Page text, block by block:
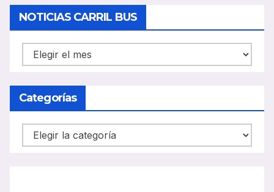
d
o
NOTICIAS CARRIL BUS
NOTICIAS
CARRIL
BUS
Categorías
Categorías